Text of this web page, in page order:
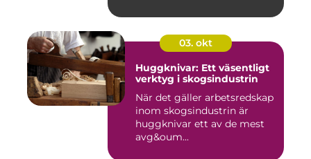
03. okt
Huggknivar: Ett väsentligt
verktyg i skogsindustrin
När det gäller arbetsredskap
inom skogsindustrin är
huggknivar ett av de mest
avg&oum...